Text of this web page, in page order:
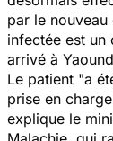
par le
infectée est un
arrivé à
Le patient "a
prise en
explique le